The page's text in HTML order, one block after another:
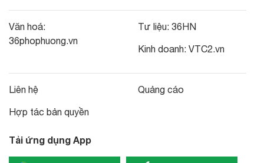
Văn hoá:
36phophuong.vn
Tư liệu: 36HN
Kinh doanh: VTC2.vn
Liên hệ
Hợp tác bản quyền
Quảng cáo
Tải ứng dụng App